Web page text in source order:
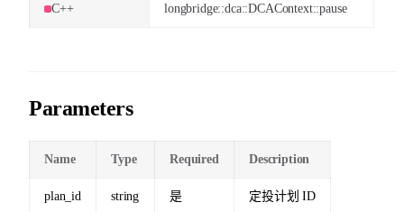
C++ longbridge::dca::DCAContext::pause
Parameters
Name Type Required Description
plan_id string 是 定投计划 ID